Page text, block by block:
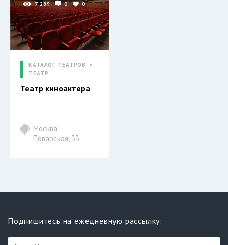
7 289 0 0
КАТАЛОГ ТЕАТРОВ
ТЕАТР
Театр киноактера
Москва
Поварская, 33
Подпишитесь на ежедневную рассылку: